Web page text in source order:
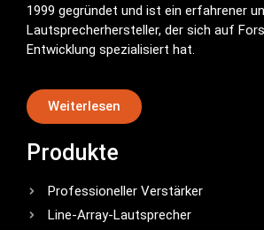
1999 gegründet und ist ein erfahrener
Lautsprecherhersteller, der sich auf
Entwicklung spezialisiert hat.
Weiterlesen
Produkte
Professioneller Verstärker
Line-Array-Lautsprecher